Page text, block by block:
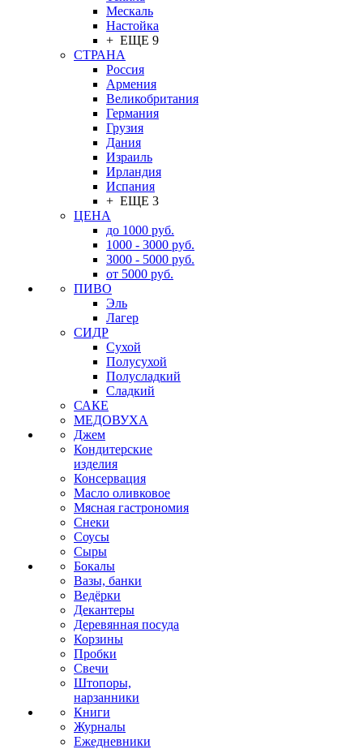
Мескаль
Настойка
+ ЕЩЕ 9
СТРАНА
Россия
Армения
Великобритания
Германия
Грузия
Дания
Израиль
Ирландия
Испания
+ ЕЩЕ 3
ЦЕНА
до 1000 руб.
1000 - 3000 руб.
3000 - 5000 руб.
от 5000 руб.
ПИВО
Эль
Лагер
СИДР
Сухой
Полусухой
Полусладкий
Сладкий
САКЕ
МЕДОВУХА
Джем
Кондитерские
изделия
Консервация
Масло оливковое
Мясная гастрономия
Снеки
Соусы
Сыры
Бокалы
Вазы, банки
Ведёрки
Декантеры
Деревянная посуда
Корзины
Пробки
Свечи
Штопоры,
нарзанники
Книги
Журналы
Ежедневники